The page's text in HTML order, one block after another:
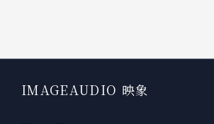
IMAGEAUDIO 映象